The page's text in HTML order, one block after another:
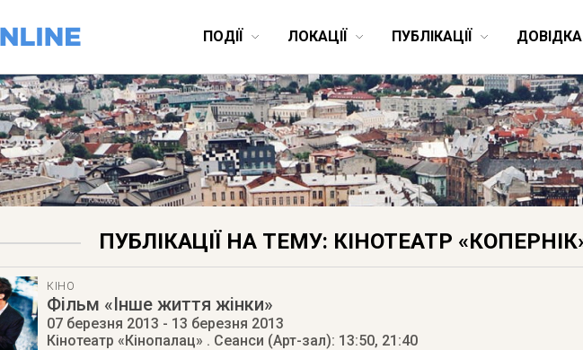
ПОДІЇ ЛОКАЦІЇ ПУБЛІКАЦІЇ ДОВІДКА
ПУБЛІКАЦІЇ НА ТЕМУ: КІНОТЕАТР
КІНО
Фільм «Інше життя жінки»
07 березня 2013 - 13 березня 2013
Кінотеатр «Кінопалац» . Сеанси (Арт-зал): 13:50, 21:40